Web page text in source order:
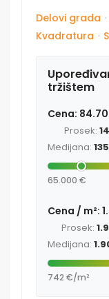
Delovi grada ·
Kvadratura ·
tržištem
Cena:
Prosek:
Medijana:
65.000 €
Cena / m²:
Prosek:
Medijana:
742 €/m²